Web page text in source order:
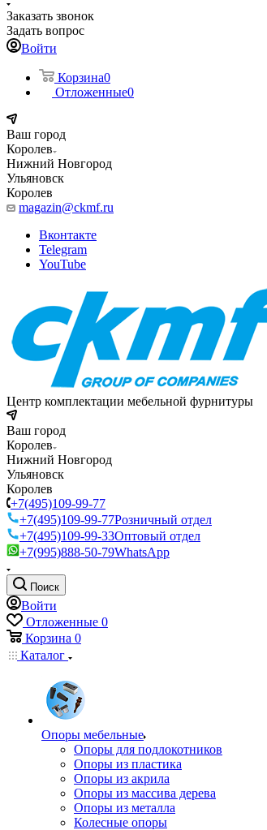
Заказать звонок
Задать вопрос
Войти
Корзина0
Отложенные0
Ваш город
Королев
Нижний Новгород
Ульяновск
Королев
magazin@ckmf.ru
Вконтакте
Telegram
YouTube
Центр комплектации мебельной фурнитуры
Ваш город
Королев
Нижний Новгород
Ульяновск
Королев
+7(495)109-99-77
+7(495)109-99-77Розничный отдел
+7(495)109-99-33Оптовый отдел
+7(995)888-50-79WhatsApp
Поиск
Войти
Отложенные 0
Корзина 0
Каталог
Опоры мебельные
Опоры для подлокотников
Опоры из пластика
Опоры из акрила
Опоры из массива дерева
Опоры из металла
Колесные опоры